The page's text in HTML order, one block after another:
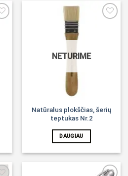
NETURIME
Natūralus plokščias, šerių
teptukas Nr.2
DAUGIAU